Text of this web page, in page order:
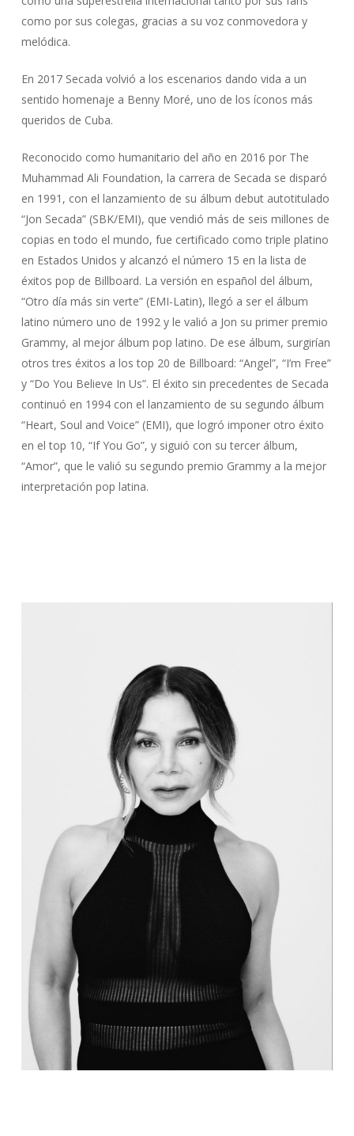
como por sus colegas, gracias a su voz conmovedora y
melódica.
En 2017 Secada volvió a los escenarios dando vida a un
sentido homenaje a Benny Moré, uno de los íconos más
queridos de Cuba.
Reconocido como humanitario del año en 2016 por The
Muhammad Ali Foundation, la carrera de Secada se disparó
en 1991, con el lanzamiento de su álbum debut autotitulado
“Jon Secada” (SBK/EMI), que vendió más de seis millones de
copias en todo el mundo, fue certificado como triple platino
en Estados Unidos y alcanzó el número 15 en la lista de
éxitos pop de Billboard. La versión en español del álbum,
“Otro día más sin verte” (EMI-Latin), llegó a ser el álbum
latino número uno de 1992 y le valió a Jon su primer premio
Grammy, al mejor álbum pop latino. De ese álbum, surgirían
otros tres éxitos a los top 20 de Billboard: “Angel”, “I’m Free”
y “Do You Believe In Us”. El éxito sin precedentes de Secada
continuó en 1994 con el lanzamiento de su segundo álbum
“Heart, Soul and Voice” (EMI), que logró imponer otro éxito
en el top 10, “If You Go”, y siguió con su tercer álbum,
“Amor”, que le valió su segundo premio Grammy a la mejor
interpretación pop latina.